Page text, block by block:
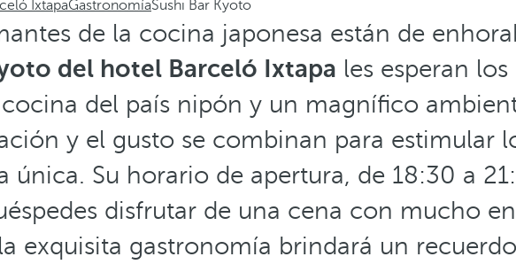
IxtapaGastronomíaSushi Bar Kyoto
de la cocina japonesa están de
del hotel Barceló Ixtapa les esperan
del país nipón y un magnífico
y el gusto se combinan para estimular
única. Su horario de apertura, de 18:30 a
disfrutar de una cena con mucho
la exquisita gastronomía brindará un